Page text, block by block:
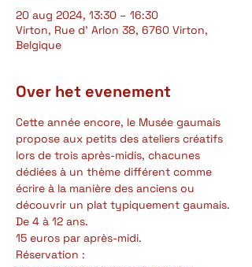
20 aug 2024, 13:30 – 16:30
Virton, Rue d' Arlon 38, 6760 Virton,
Belgique
Over het evenement
Cette année encore, le Musée gaumais
propose aux petits des ateliers créatifs
lors de trois après-midis, chacunes
dédiées à un thème différent comme
écrire à la manière des anciens ou
découvrir un plat typiquement gaumais.
De 4 à 12 ans.
15 euros par après-midi.
Réservation :